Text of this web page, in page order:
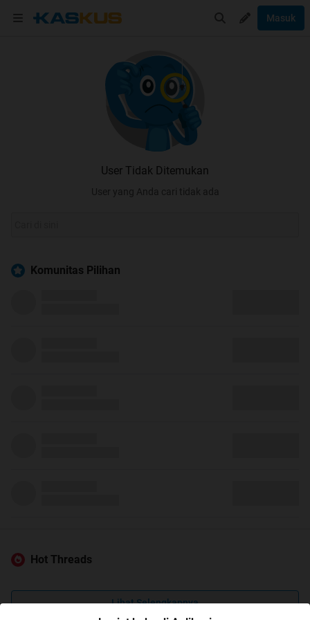
Masuk
User Tidak Ditemukan
User yang Anda cari tidak ada
Komunitas Pilihan
Hot Threads
Lihat Selengkapnya